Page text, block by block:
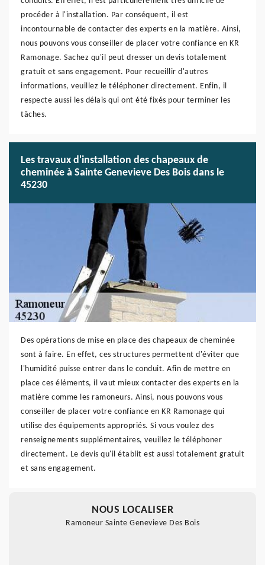
procéder à l'installation. Par conséquent, il est
incontournable de contacter des experts en la matière. Ainsi,
nous pouvons vous conseiller de placer votre confiance en KR
Ramonage. Sachez qu'il peut dresser un devis totalement
gratuit et sans engagement. Pour recueillir d'autres
informations, veuillez le téléphoner directement. Enfin, il
respecte aussi les délais qui ont été fixés pour terminer les
tâches.
Les travaux d'installation des chapeaux de
cheminée à Sainte Genevieve Des Bois dans le
45230
Des opérations de mise en place des chapeaux de cheminée
sont à faire. En effet, ces structures permettent d'éviter que
l'humidité puisse entrer dans le conduit. Afin de mettre en
place ces éléments, il vaut mieux contacter des experts en la
matière comme les ramoneurs. Ainsi, nous pouvons vous
conseiller de placer votre confiance en KR Ramonage qui
utilise des équipements appropriés. Si vous voulez des
renseignements supplémentaires, veuillez le téléphoner
directement. Le devis qu'il établit est aussi totalement gratuit
et sans engagement.
NOUS LOCALISER
Ramoneur Sainte Genevieve Des Bois